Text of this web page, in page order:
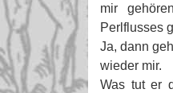
mir
Perlflusses
Ja, dann
wieder mir.
Was tut er